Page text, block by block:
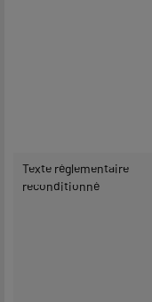
Texte réglementaire
reconditionné